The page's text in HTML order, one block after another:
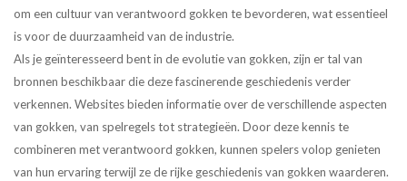
om een cultuur van verantwoord gokken te bevorderen, wat essentieel
is voor de duurzaamheid van de industrie.
Als je geïnteresseerd bent in de evolutie van gokken, zijn er tal van
bronnen beschikbaar die deze fascinerende geschiedenis verder
verkennen. Websites bieden informatie over de verschillende aspecten
van gokken, van spelregels tot strategieën. Door deze kennis te
combineren met verantwoord gokken, kunnen spelers volop genieten
van hun ervaring terwijl ze de rijke geschiedenis van gokken waarderen.